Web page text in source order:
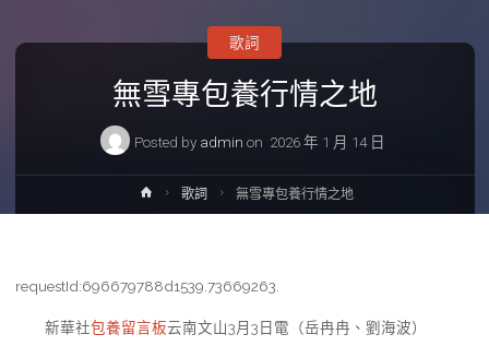
無雪專包養行情之地
Posted by admin on 2026 年 1 月 14 日
歌詞
Home歌詞 無雪專包養行情之地
requestId:696679788d1539.73669263.
新華社包養留言板云南文山3月3日電（岳冉冉、劉海波）